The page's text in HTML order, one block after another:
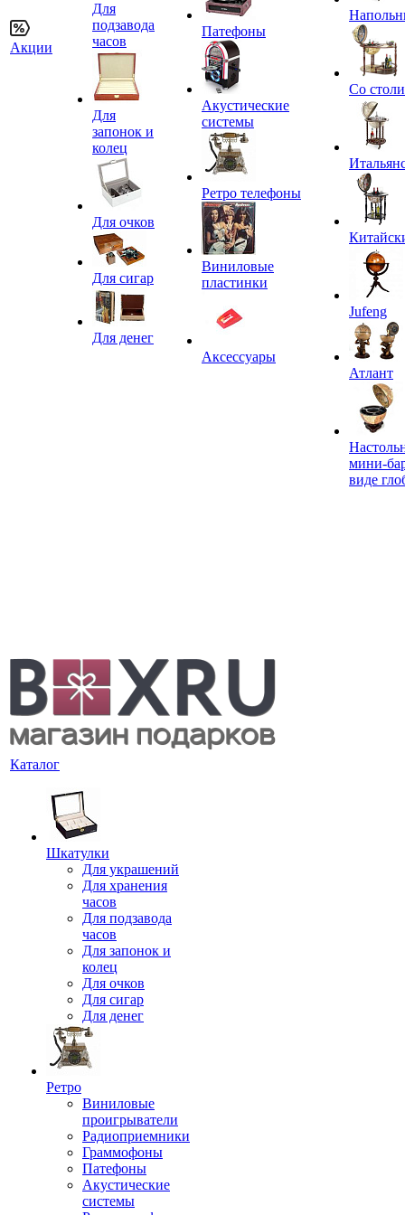
Акции
Для
подзавода
часов
Для
запонок и
колец
Для очков
Для сигар
Для денег
Патефоны
Акустические
системы
Ретро телефоны
Виниловые
пластинки
Аксессуары
Со
Jufeng
Атлант
мини-
виде
Каталог
Шкатулки
Для украшений
Для хранения
часов
Для подзавода
часов
Для запонок и
колец
Для очков
Для сигар
Для денег
Ретро
Виниловые
проигрыватели
Радиоприемники
Граммофоны
Патефоны
Акустические
системы